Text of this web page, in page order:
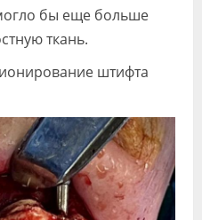
бы еще больше
ткань.
штифта